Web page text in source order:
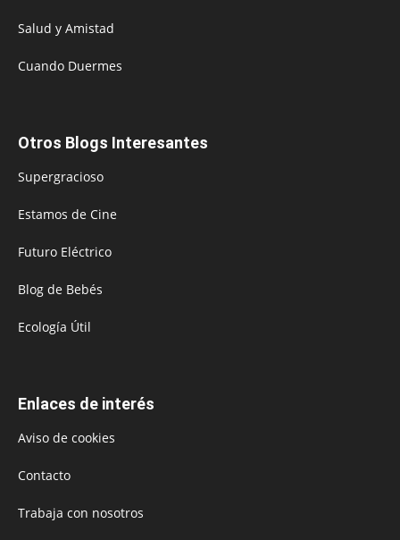
Salud y Amistad
Cuando Duermes
Otros Blogs Interesantes
Supergracioso
Estamos de Cine
Futuro Eléctrico
Blog de Bebés
Ecología Útil
Enlaces de interés
Aviso de cookies
Contacto
Trabaja con nosotros